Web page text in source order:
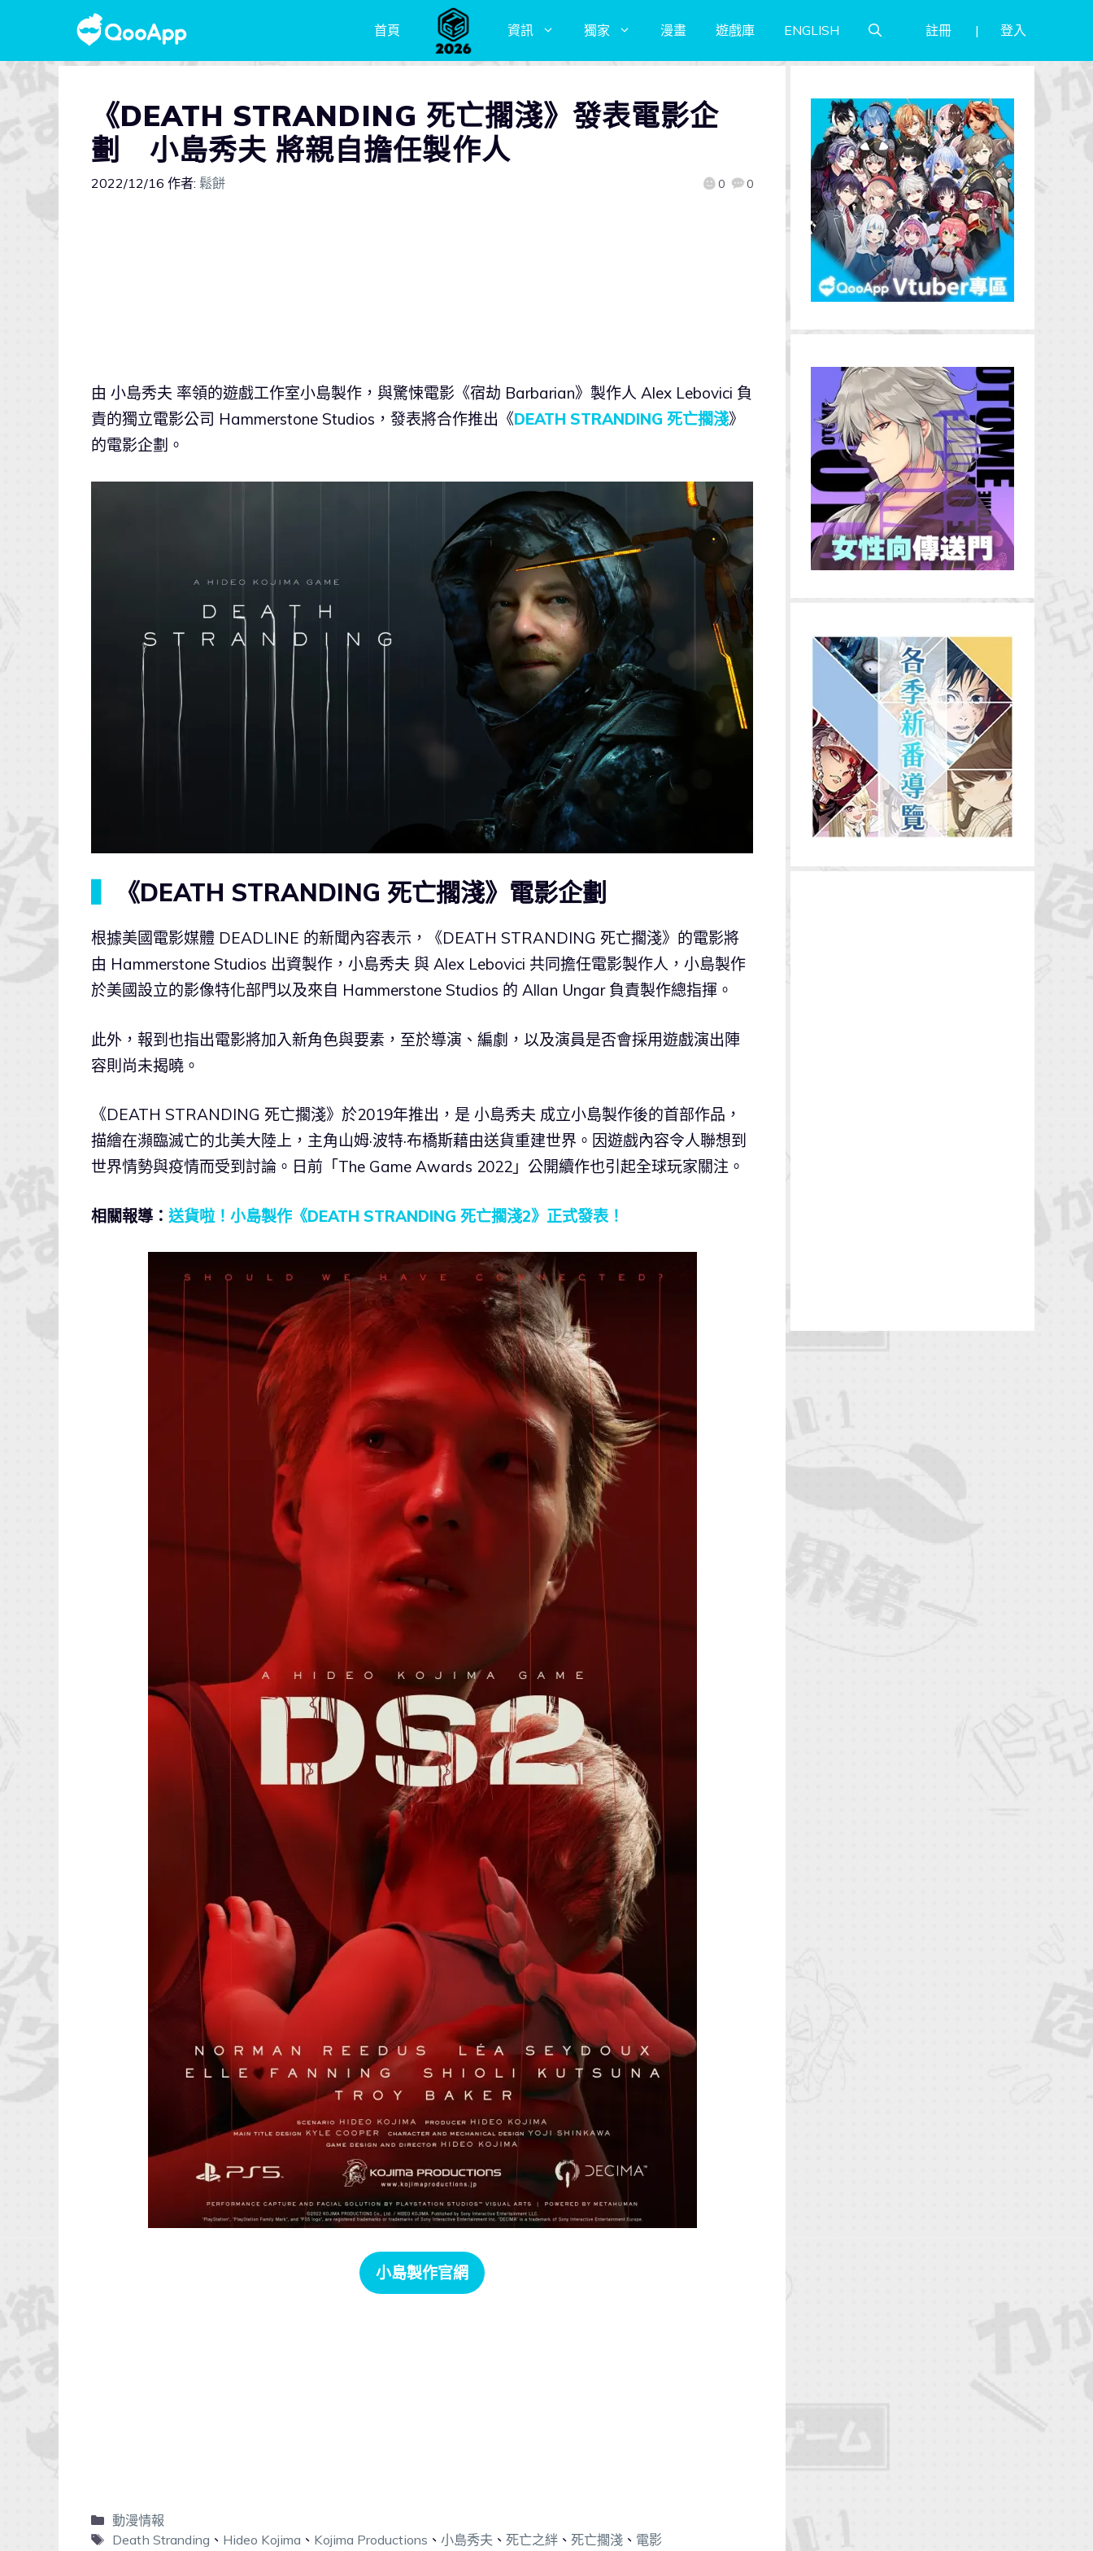
首頁 資訊 獨家 漫畫 遊戲庫 ENGLISH 註冊 登入
《DEATH STRANDING 死亡擱淺》發表電影企
劃 小島秀夫 將親自擔任製作人
2022/12/16 作者: 鬆餅 0 0
由 小島秀夫 率領的遊戲工作室小島製作，與驚悚電影《宿劫 Barbarian》製作人 Alex Lebovici 負
責的獨立電影公司 Hammerstone Studios，發表將合作推出《DEATH STRANDING 死亡擱淺》
的電影企劃。
《DEATH STRANDING 死亡擱淺》電影企劃
根據美國電影媒體 DEADLINE 的新聞內容表示，《DEATH STRANDING 死亡擱淺》的電影將
由 Hammerstone Studios 出資製作，小島秀夫 與 Alex Lebovici 共同擔任電影製作人，小島製作
於美國設立的影像特化部門以及來自 Hammerstone Studios 的 Allan Ungar 負責製作總指揮。
此外，報到也指出電影將加入新角色與要素，至於導演、編劇，以及演員是否會採用遊戲演出陣
容則尚未揭曉。
《DEATH STRANDING 死亡擱淺》於2019年推出，是 小島秀夫 成立小島製作後的首部作品，
描繪在瀕臨滅亡的北美大陸上，主角山姆·波特·布橋斯藉由送貨重建世界。因遊戲內容令人聯想到
世界情勢與疫情而受到討論。日前「The Game Awards 2022」公開續作也引起全球玩家關注。
相關報導： 送貨啦！小島製作《DEATH STRANDING 死亡擱淺2》正式發表！
小島製作官網
動漫情報
Death Stranding 、 Hideo Kojima 、 Kojima Productions 、 小島秀夫 、 死亡之絆、 死亡擱淺、 電影